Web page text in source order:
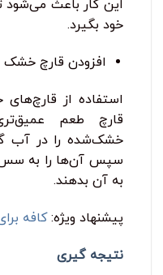
این کار باعث
خود بگیرد.
افزودن قارچ
استفاده از
قارچ طعم
خشک‌شده را در آب
سپس آن‌ها را به سس
به آن بدهند.
پیشنهاد ویژه:کافه
نتیجه ‌گیری